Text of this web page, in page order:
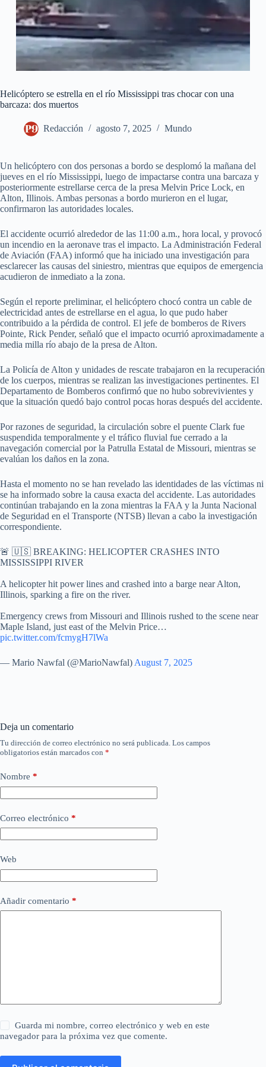
Helicóptero se estrella en el río Mississippi tras chocar con una
barcaza: dos muertos
Redacción agosto 7, 2025 Mundo
Un helicóptero con dos personas a bordo se desplomó la mañana del
jueves en el río Mississippi, luego de impactarse contra una barcaza y
posteriormente estrellarse cerca de la presa Melvin Price Lock, en
Alton, Illinois. Ambas personas a bordo murieron en el lugar,
confirmaron las autoridades locales.
El accidente ocurrió alrededor de las 11:00 a.m., hora local, y provocó
un incendio en la aeronave tras el impacto. La Administración Federal
de Aviación (FAA) informó que ha iniciado una investigación para
esclarecer las causas del siniestro, mientras que equipos de emergencia
acudieron de inmediato a la zona.
Según el reporte preliminar, el helicóptero chocó contra un cable de
electricidad antes de estrellarse en el agua, lo que pudo haber
contribuido a la pérdida de control. El jefe de bomberos de Rivers
Pointe, Rick Pender, señaló que el impacto ocurrió aproximadamente a
media milla río abajo de la presa de Alton.
La Policía de Alton y unidades de rescate trabajaron en la recuperación
de los cuerpos, mientras se realizan las investigaciones pertinentes. El
Departamento de Bomberos confirmó que no hubo sobrevivientes y
que la situación quedó bajo control pocas horas después del accidente.
Por razones de seguridad, la circulación sobre el puente Clark fue
suspendida temporalmente y el tráfico fluvial fue cerrado a la
navegación comercial por la Patrulla Estatal de Missouri, mientras se
evalúan los daños en la zona.
Hasta el momento no se han revelado las identidades de las víctimas ni
se ha informado sobre la causa exacta del accidente. Las autoridades
continúan trabajando en la zona mientras la FAA y la Junta Nacional
de Seguridad en el Transporte (NTSB) llevan a cabo la investigación
correspondiente.
🚨 🇺🇸 BREAKING: HELICOPTER CRASHES INTO
MISSISSIPPI RIVER
A helicopter hit power lines and crashed into a barge near Alton,
Illinois, sparking a fire on the river.
Emergency crews from Missouri and Illinois rushed to the scene near
Maple Island, just east of the Melvin Price…
pic.twitter.com/fcmygH7lWa
— Mario Nawfal (@MarioNawfal) August 7, 2025
Deja un comentario
Tu dirección de correo electrónico no será publicada. Los campos
obligatorios están marcados con *
Nombre *
Correo electrónico *
Web
Añadir comentario *
Guarda mi nombre, correo electrónico y web en este
navegador para la próxima vez que comente.